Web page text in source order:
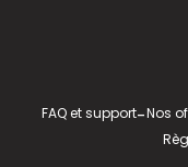
FAQ et support-Nos